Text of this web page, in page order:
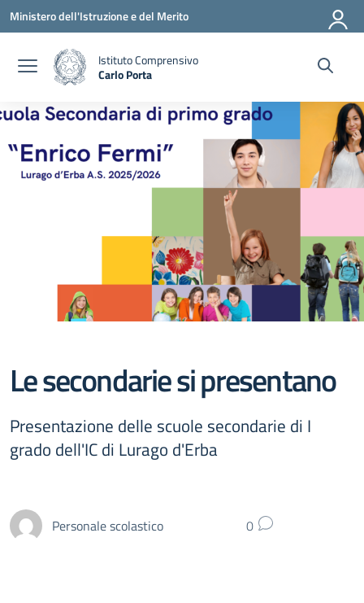
Vai ai contenuti
Vai al menu di navigazione
Vai al footer
Ministero dell'Istruzione e del Merito
Istituto Comprensivo
Carlo Porta
Le secondarie si presentano
Presentazione delle scuole secondarie di I
grado dell'IC di Lurago d'Erba
Personale scolastico 0